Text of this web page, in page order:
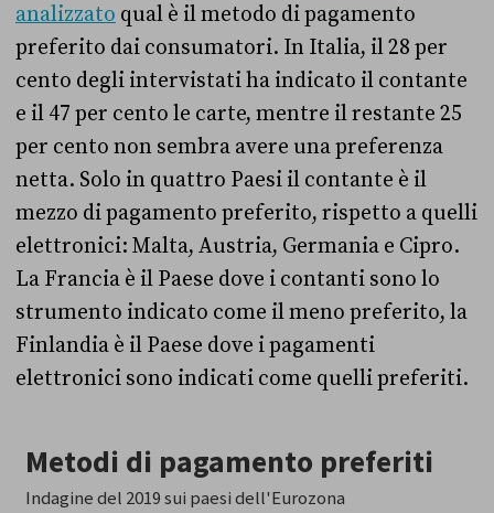
analizzato qual è il metodo di pagamento
preferito dai consumatori. In Italia, il 28 per
cento degli intervistati ha indicato il contante
e il 47 per cento le carte, mentre il restante 25
per cento non sembra avere una preferenza
netta. Solo in quattro Paesi il contante è il
mezzo di pagamento preferito, rispetto a quelli
elettronici: Malta, Austria, Germania e Cipro.
La Francia è il Paese dove i contanti sono lo
strumento indicato come il meno preferito, la
Finlandia è il Paese dove i pagamenti
elettronici sono indicati come quelli preferiti.